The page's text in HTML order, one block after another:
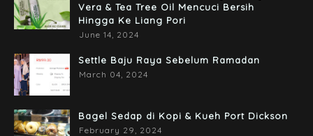
Vera & Tea Tree Oil Mencuci Bersih
Hingga Ke Liang Pori
June 14, 2024
Settle Baju Raya Sebelum Ramadan
March 04, 2024
Bagel Sedap di Kopi & Kueh Port Dickson
February 29, 2024